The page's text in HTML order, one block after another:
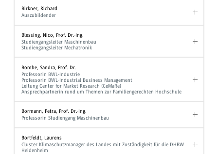
Birkner, Richard
Auszubildender
Blessing, Nico, Prof. Dr.-Ing.
Studiengangsleiter Maschinenbau
Studiengangsleiter Mechatronik
Bombe, Sandra, Prof. Dr.
Professorin BWL-Industrie
Professorin BWL-Industrial Business Management
Leitung Center for Market Research (CeMaRe)
Ansprechpartnerin rund um Themen zur Familiengerechten Hochschule
Bormann, Petra, Prof. Dr.-Ing.
Professorin Studiengang Maschinenbau
Bortfeldt, Laurens
Cluster Klimaschutzmanager des Landes mit Zuständigkeit für die DHBW
Heidenheim